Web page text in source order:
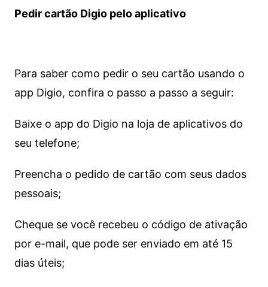
Pedir cartão Digio pelo aplicativo
Para saber como pedir o seu cartão usando o
app Digio, confira o passo a passo a seguir:
Baixe o app do Digio na loja de aplicativos do
seu telefone;
Preencha o pedido de cartão com seus dados
pessoais;
Cheque se você recebeu o código de ativação
por e-mail, que pode ser enviado em até 15
dias úteis;